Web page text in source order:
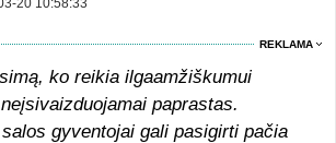
20 10:58:33
REKLAMA
ko reikia ilgaamžiškumui
paprastas.
gyventojai gali pasigirti pačia